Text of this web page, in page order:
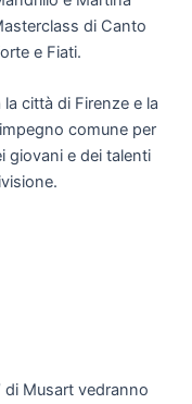
di Canto
e Fiati.
città di Firenze e la
comune per
giovani e dei talenti
di Musart vedranno